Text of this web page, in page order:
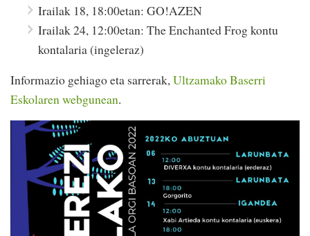
Irailak 18, 18:00etan: GO!AZEN
Irailak 24, 12:00etan: The Enchanted Frog kontu
kontalaria (ingeleraz)
Informazio gehiago eta sarrerak, Ultzamako Baserri
Eskolaren webgunean.